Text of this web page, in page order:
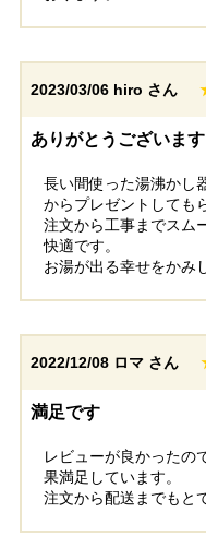
2023/03/06 hiro さん
ありがとうございます
長い間使った湯沸かし
からプレゼントしても
注文から工事までスム
快適です。
お湯が出る幸せをかみ
2022/12/08 ロマ さん
満足です
レビューが良かったの
果満足しています。
注文から配送までもと